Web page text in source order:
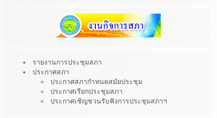
รายงานการประชุมสภา
ประกาศสภา
ประกาศสภากำหนดสมัยประชุม
ประกาศเรียกประชุมสภา
ประกาศเชิญชวนรับฟังการประชุมสภาฯ